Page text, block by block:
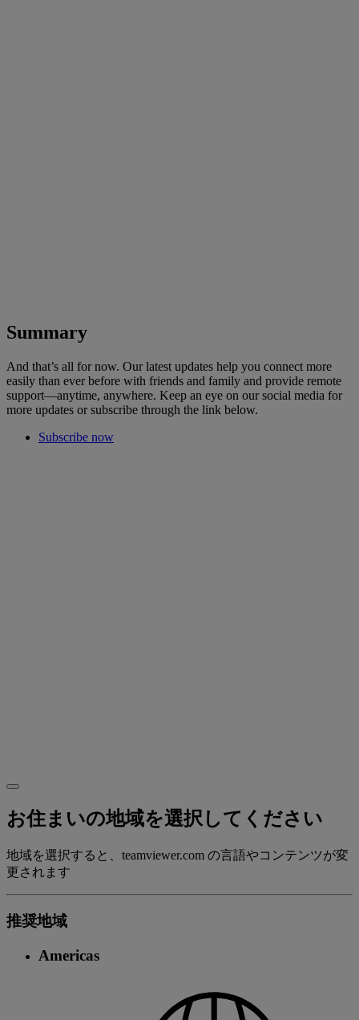
Summary
And that’s all for now. Our latest updates help you connect more
easily than ever before with friends and family and provide remote
support—anytime, anywhere. Keep an eye on our social media for
more updates or subscribe through the link below.
Subscribe now
お住まいの地域を選択してください
地域を選択すると、teamviewer.com の言語やコンテンツが変
更されます
推奨地域
Americas